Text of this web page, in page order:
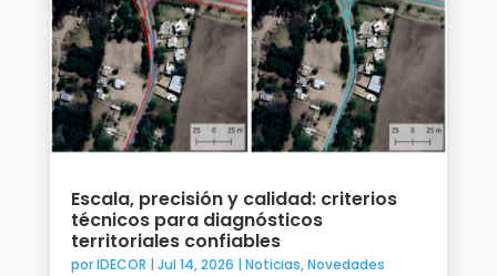
Escala, precisión y calidad: criterios
técnicos para diagnósticos
territoriales confiables
porIDECOR | Jul 14, 2026 | Noticias,Novedades